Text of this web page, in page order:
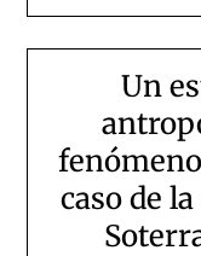
Un
caso de